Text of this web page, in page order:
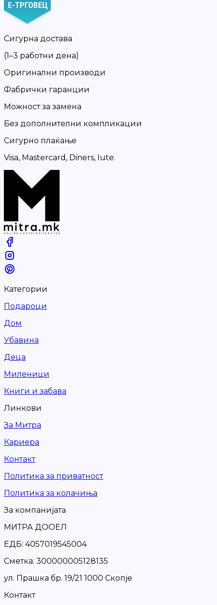
Сигурна достава
(1–3 работни дена)
Оригинални производи
Фабрички гаранции
Можност за замена
Без дополнителни компликации
Сигурно плаќање
Visa, Mastercard, Diners, Iute.
Категории
Подароци
Дом
Убавина
Деца
Миленици
Книги и забава
Линкови
За Митра
Кариера
Контакт
Политика за приватност
Политика за колачиња
За компанијата
МИТРА ДООЕЛ
ЕДБ: 4057019545004
Сметка: 300000005128135
ул. Прашка бр. 19/21 1000 Скопје
Контакт